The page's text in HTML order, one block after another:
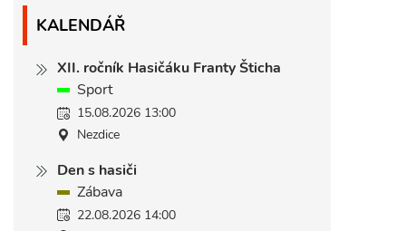
KALENDÁŘ
XII. ročník Hasičáku Franty Šticha
Sport
15.08.2026 13:00
Nezdice
Den s hasiči
Zábava
22.08.2026 14:00